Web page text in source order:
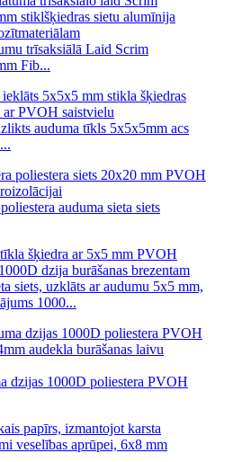
trīsaksiālā Laid Scrim
Fib...
auduma tīkls 5x5x5mm acs
auduma sieta siets
siets, uzklāts ar audumu 5x5 mm,
1000...
dzijas 1000D poliestera PVOH